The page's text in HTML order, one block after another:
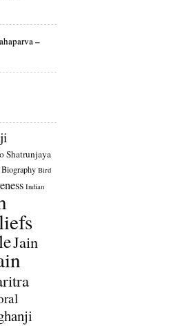
–
Shatrunjaya
Biography Bird
Indian
Jain